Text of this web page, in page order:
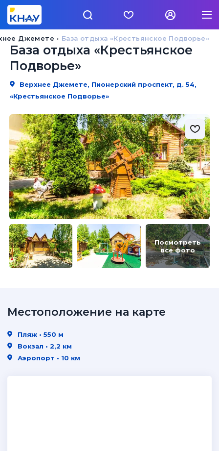
База отдыха «Крестьянское Подворье»
Джемете
База отдыха «Крестьянское
Подворье»
Верхнее Джемете, Пионерский проспект, д. 54,
«Крестьянское Подворье»
Посмотреть
все фото
Местоположение на карте
Пляж • 550 м
Вокзал • 2,2 км
Аэропорт • 10 км